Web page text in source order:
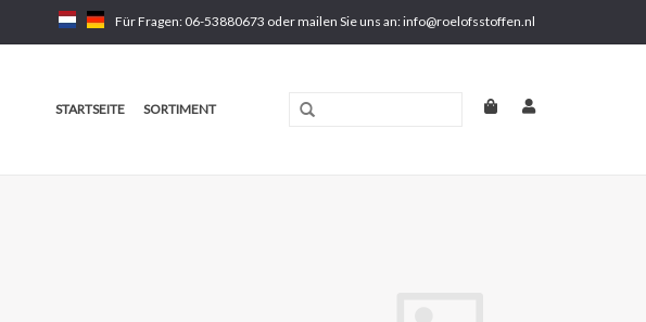
Für Fragen: 06-53880673 oder mailen Sie uns an:info@roelofsstoffen.nl
STARTSEITE SORTIMENT